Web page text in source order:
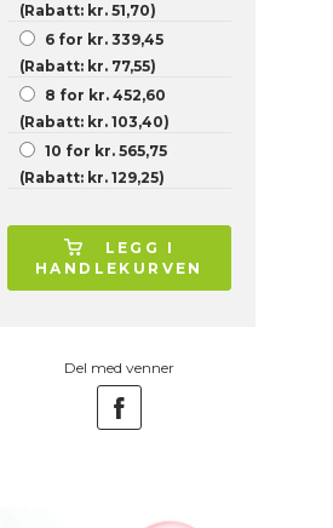
(Rabatt: kr. 51,70)
6 for kr. 339,45
(Rabatt: kr. 77,55)
8 for kr. 452,60
(Rabatt: kr. 103,40)
10 for kr. 565,75
(Rabatt: kr. 129,25)
LEGG I
HANDLEKURVEN
Del med venner